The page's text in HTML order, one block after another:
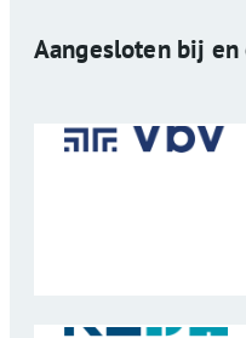
Aangesloten bij